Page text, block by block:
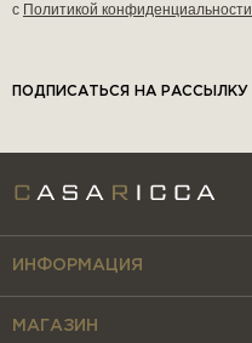
с Политикой конфиденциальности
ПОДПИСАТЬСЯ НА РАССЫЛКУ
ИНФОРМАЦИЯ
МАГАЗИН